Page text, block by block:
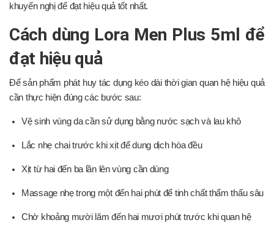
khuyến nghị để đạt hiệu quả tốt nhất.
Cách dùng Lora Men Plus 5ml để
đạt hiệu quả
Để sản phẩm phát huy tác dụng kéo dài thời gian quan hệ hiệu quả
cần thực hiện đúng các bước sau:
Vệ sinh vùng da cần sử dụng bằng nước sạch và lau khô
Lắc nhẹ chai trước khi xịt để dung dịch hòa đều
Xịt từ hai đến ba lần lên vùng cần dùng
Massage nhẹ trong một đến hai phút để tinh chất thẩm thấu sâu
Chờ khoảng mười lăm đến hai mươi phút trước khi quan hệ